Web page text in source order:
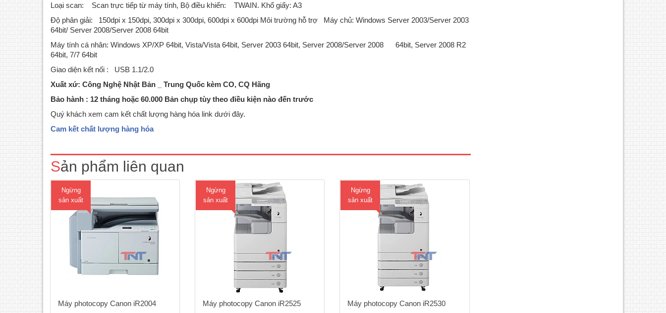
Loại scan: Scan trực tiếp từ máy tính, Bộ điều khiển: TWAIN. Khổ giấy: A3
Độ phân giải: 150dpi x 150dpi, 300dpi x 300dpi, 600dpi x 600dpi Môi trường hỗ trợ Máy chủ: Windows Server 2003/Server 2003
64bit/ Server 2008/Server 2008 64bit
Máy tính cá nhân: Windows XP/XP 64bit, Vista/Vista 64bit, Server 2003 64bit, Server 2008/Server 2008 64bit, Server 2008 R2
64bit, 7/7 64bit
Giao diện kết nối : USB 1.1/2.0
Xuất xứ: Công Nghệ Nhật Bản _ Trung Quốc kèm CO, CQ Hãng
Bảo hành : 12 tháng hoặc 60.000 Bản chụp tùy theo điều kiện nào đến trước
Quý khách xem cam kết chất lượng hàng hóa link dưới đây.
Cam kết chất lượng hàng hóa
Sản phẩm liên quan
Ngừng
sản xuất
Máy photocopy Canon iR2004 được
doanh nghiệp vừa và nhỏ, dòng máy
thiết kế nhỏ gọn. Từ những chức năng cơ
bản như sao chép, in ấn, quét tài liệu cho
đến những tính năng..
Máy photocopy Canon iR2004
Ngừng
sản xuất
Máy photocopy Canon iR2525Chức
liên tục từ 01 - 999 copy..Bộ đảo bản sao
Máy photocopy Canon iR2525
Ngừng
sản xuất
đảo bản sao (Dupplex Unit) : Có Sẵn.Bộ
Máy photocopy Canon iR2530